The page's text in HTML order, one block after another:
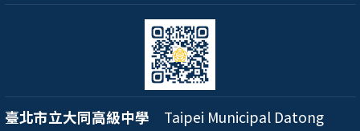
臺北市立大同高級中學 Taipei Municipal Datong